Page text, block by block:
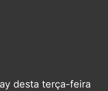
desta terça-feira